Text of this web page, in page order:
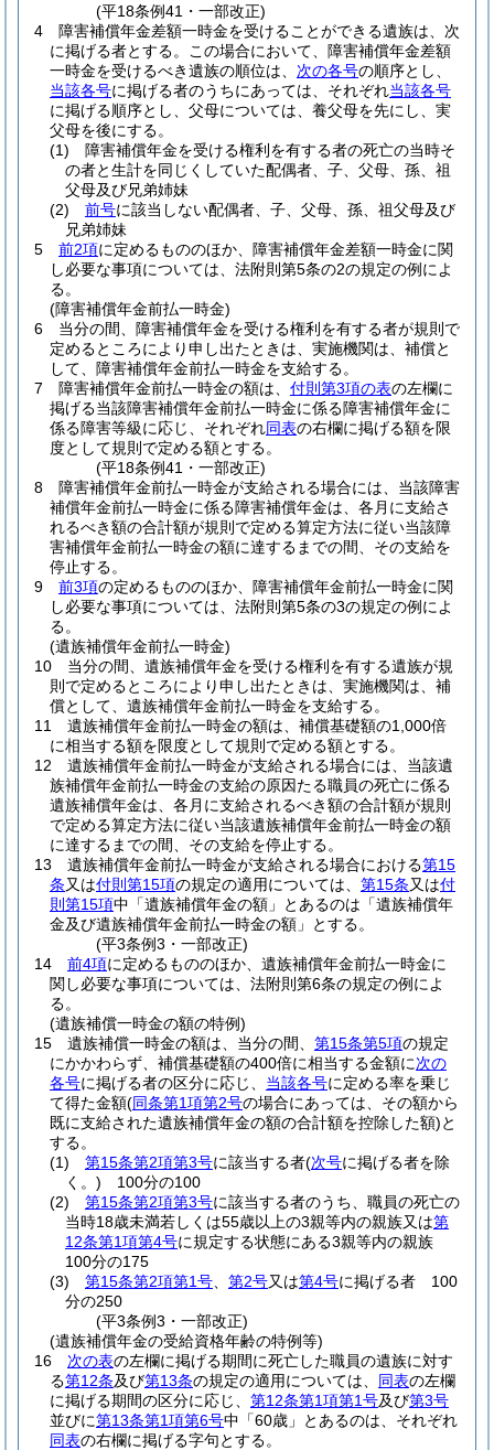
(平18条例41・一部改正)
4
障害補償年金差額一時金を受けることができる遺族は、次
に掲げる者とする。
この場合において、障害補償年金差額
一時金を受けるべき遺族の順位は、 次の各号の順序とし、
当該各号に掲げる者のうちにあっては、それぞれ当該各号
に掲げる順序とし、父母については、養父母を先にし、実
父母を後にする。
(1)
障害補償年金を受ける権利を有する者の死亡の当時そ
の者と生計を同じくしていた配偶者、子、父母、孫、祖
父母及び兄弟姉妹
(2)
前号に該当しない配偶者、子、父母、孫、祖父母及び
兄弟姉妹
5
前2項に定めるもののほか、障害補償年金差額一時金に関
し必要な事項については、法附則第5条の2の規定の例によ
る。
(障害補償年金前払一時金)
6
当分の間、障害補償年金を受ける権利を有する者が規則で
定めるところにより申し出たときは、実施機関は、補償と
して、障害補償年金前払一時金を支給する。
7
障害補償年金前払一時金の額は、 付則第3項の表の左欄に
掲げる当該障害補償年金前払一時金に係る障害補償年金に
係る障害等級に応じ、それぞれ同表の右欄に掲げる額を限
度として規則で定める額とする。
(平18条例41・一部改正)
8
障害補償年金前払一時金が支給される場合には、当該障害
補償年金前払一時金に係る障害補償年金は、各月に支給さ
れるべき額の合計額が規則で定める算定方法に従い当該障
害補償年金前払一時金の額に達するまでの間、その支給を
停止する。
9
前3項の定めるもののほか、障害補償年金前払一時金に関
し必要な事項については、法附則第5条の3の規定の例によ
る。
(遺族補償年金前払一時金)
10
当分の間、遺族補償年金を受ける権利を有する遺族が規
則で定めるところにより申し出たときは、実施機関は、補
償として、遺族補償年金前払一時金を支給する。
11
遺族補償年金前払一時金の額は、補償基礎額の1,000倍
に相当する額を限度として規則で定める額とする。
12
遺族補償年金前払一時金が支給される場合には、当該遺
族補償年金前払一時金の支給の原因たる職員の死亡に係る
遺族補償年金は、各月に支給されるべき額の合計額が規則
で定める算定方法に従い当該遺族補償年金前払一時金の額
に達するまでの間、その支給を停止する。
13
遺族補償年金前払一時金が支給される場合における第15
条又は付則第15項の規定の適用については、 第15条又は付
則第15項中「遺族補償年金の額」とあるのは「遺族補償年
金及び遺族補償年金前払一時金の額」とする。
(平3条例3・一部改正)
14
前4項に定めるもののほか、遺族補償年金前払一時金に
関し必要な事項については、法附則第6条の規定の例によ
る。
(遺族補償一時金の額の特例)
15
遺族補償一時金の額は、当分の間、 第15条第5項の規定
にかかわらず、補償基礎額の400倍に相当する金額に次の
各号に掲げる者の区分に応じ、 当該各号に定める率を乗じ
て得た金額(同条第1項第2号の場合にあっては、その額から
既に支給された遺族補償年金の額の合計額を控除した額)と
する。
(1)
第15条第2項第3号に該当する者(次号に掲げる者を除
く。) 100分の100
(2)
第15条第2項第3号に該当する者のうち、職員の死亡の
当時18歳未満若しくは55歳以上の3親等内の親族又は第
12条第1項第4号に規定する状態にある3親等内の親族
100分の175
(3)
第15条第2項第1号 第2号又は第4号に掲げる者 100
分の250
(平3条例3・一部改正)
(遺族補償年金の受給資格年齢の特例等)
16
次の表の左欄に掲げる期間に死亡した職員の遺族に対す
る第12条及び第13条の規定の適用については、 同表の左欄
に掲げる期間の区分に応じ、 第12条第1項第1号及び第3号
並びに第13条第1項第6号中「60歳」とあるのは、それぞれ
同表の右欄に掲げる字句とする。